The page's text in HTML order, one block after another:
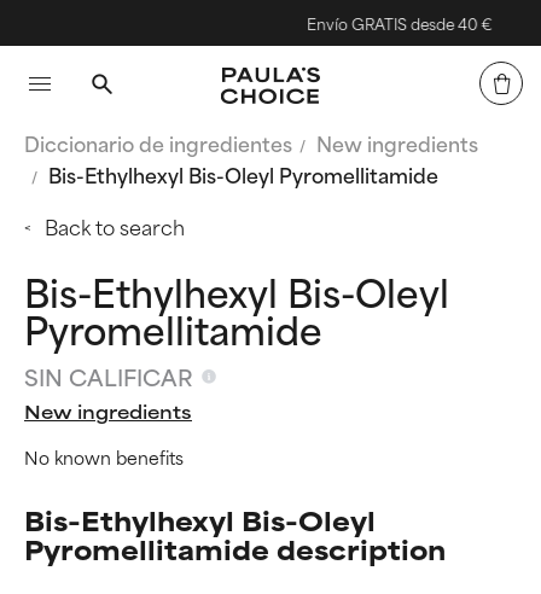
Envío GRATIS desde 40 €
Diccionario de ingredientes
New ingredients
Bis-Ethylhexyl Bis-Oleyl Pyromellitamide
Back to search
Bis-Ethylhexyl Bis-Oleyl
Pyromellitamide
SIN CALIFICAR
New ingredients
No known benefits
Bis-Ethylhexyl Bis-Oleyl
Pyromellitamide description